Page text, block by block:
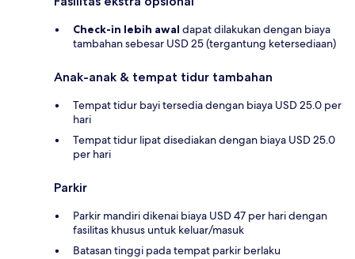
Check-in lebih awal dapat dilakukan dengan biaya
tambahan sebesar USD 25 (tergantung ketersediaan)
Anak-anak & tempat tidur tambahan
Tempat tidur bayi tersedia dengan biaya USD 25.0 per
hari
Tempat tidur lipat disediakan dengan biaya USD 25.0
per hari
Parkir
Parkir mandiri dikenai biaya USD 47 per hari dengan
fasilitas khusus untuk keluar/masuk
Batasan tinggi pada tempat parkir berlaku